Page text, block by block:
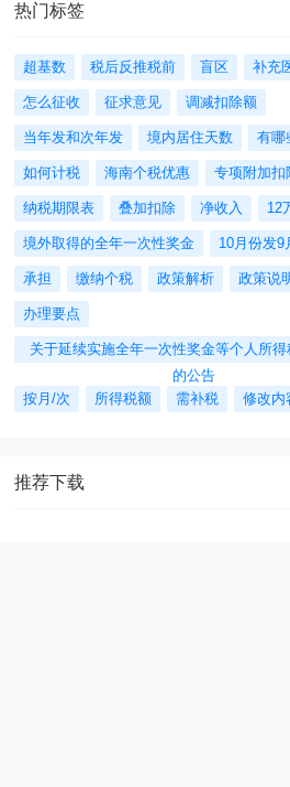
热门标签
超基数 税后反推税前 盲区 补充
怎么征收 征求意见 调减扣除额
当年发和次年发 境内居住天数 有哪
如何计税 海南个税优惠 专项附加扣
纳税期限表 叠加扣除 净收入 12
境外取得的全年一次性奖金 10月份发9
承担 缴纳个税 政策解析 政策说
办理要点
关于延续实施全年一次性奖金等个人所
的公告
按月/次
所得税额 需补税 修改内
推荐下载